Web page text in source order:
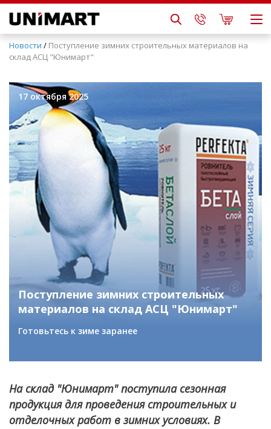
Новости / Поступление зимних строительных материалов на
склад АСЦ "Юнимарт"
17 октября 2025
Поступление зимних строительных
материалов на склад АСЦ "Юнимарт"
Готовьтесь к зиме заранее
На склад "Юнимарт" поступила сезонная
продукция для проведения строительных и
отделочных работ в зимних условиях. В